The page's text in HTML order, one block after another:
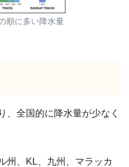
順に多い降水量
、全国的に降水量が少なく
州、KL、九州、マラッカ